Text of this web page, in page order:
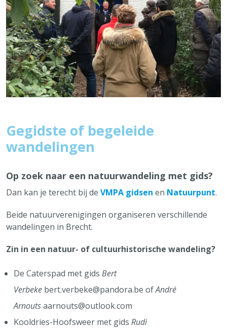
Gegidste of begeleide
wandelingen
Op zoek naar een natuurwandeling met gids?
Dan kan je terecht bij de VMPA gidsen en Natuurpunt.
Beide natuurverenigingen organiseren verschillende
wandelingen in Brecht.
Zin in een natuur- of cultuurhistorische wandeling?
De Caterspad met gids Bert
Verbeke bert.verbeke@pandora.be ofAndré
Arnoutsaarnouts@outlook.com
Kooldries-Hoofsweer met gids Rudi